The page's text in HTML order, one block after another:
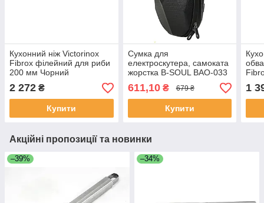
Кухонний ніж Victorinox
Fibrox філейний для риби
200 мм Чорний
(5.3763.20)
2 272 ₴
Купити
Сумка для
електроскутера, самоката
жорстка B-SOUL BAO-033
32*18*13,5 см Чорна
611,10₴ 679 ₴
Купити
1
Акційні пропозиції та новинки
–39% –34%